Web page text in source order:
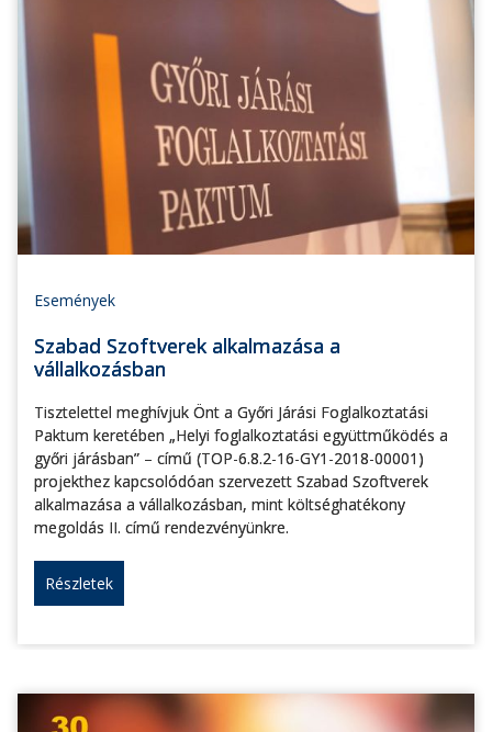
Események
Szabad Szoftverek alkalmazása a
vállalkozásban
Tisztelettel meghívjuk Önt a Győri Járási Foglalkoztatási
Paktum keretében „Helyi foglalkoztatási együttműködés a
győri járásban” – című (TOP-6.8.2-16-GY1-2018-00001)
projekthez kapcsolódóan szervezett Szabad Szoftverek
alkalmazása a vállalkozásban, mint költséghatékony
megoldás II. című rendezvényünkre.
Részletek